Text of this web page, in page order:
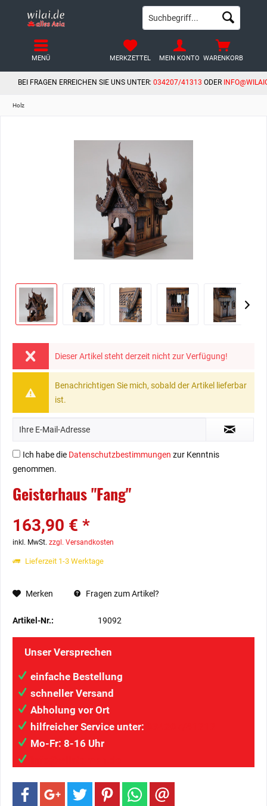
BEI FRAGEN ERREICHEN SIE UNS UNTER: 034207/41313 ODER
WARENKORB
MERKZETTEL MEIN KONTO
MENÜ
Holz
Dieser Artikel steht derzeit nicht zur Verfügung!
Benachrichtigen Sie mich, sobald der Artikel lieferbar
ist.
Ich habe die Datenschutzbestimmungen zur Kenntnis
genommen.
Geisterhaus "Fang"
163,90 € *
inkl. MwSt. zzgl. Versandkosten
Lieferzeit 1-3 Werktage
Merken Fragen zum Artikel?
Artikel-Nr.: 19092
Unser Versprechen
einfache Bestellung
schneller Versand
Abholung vor Ort
hilfreicher Service unter:
Mo-Fr: 8-16 Uhr